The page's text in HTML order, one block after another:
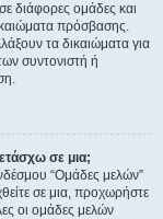
διάφορες ομάδες και
πρόσβασης.
τα δικαιώματα για
συντονιστή ή
σε μια;
“Ομάδες μελών”
σε μια, προχωρήστε
οι ομάδες μελών